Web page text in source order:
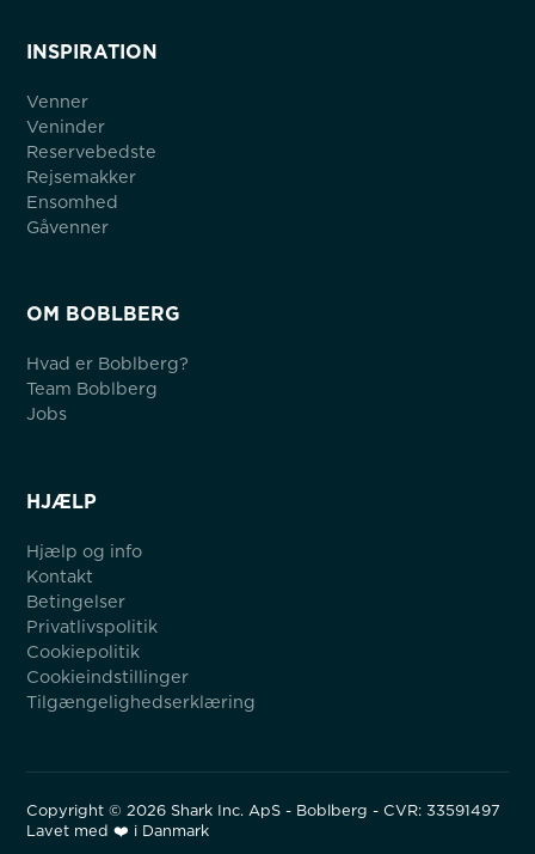
INSPIRATION
Venner
Veninder
Reservebedste
Rejsemakker
Ensomhed
Gåvenner
OM BOBLBERG
Hvad er Boblberg?
Team Boblberg
Jobs
HJÆLP
Hjælp og info
Kontakt
Betingelser
Privatlivspolitik
Cookiepolitik
Cookieindstillinger
Tilgængelighedserklæring
Copyright © 2026 Shark Inc. ApS - Boblberg - CVR: 33591497
Lavet med ❤️ i Danmark